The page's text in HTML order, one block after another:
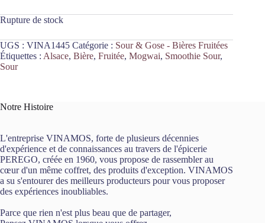
Rupture de stock
UGS : VINA1445 Catégorie : Sour & Gose - Bières Fruitées
Étiquettes : Alsace, Bière, Fruitée, Mogwai, Smoothie Sour,
Sour
Notre Histoire
L'entreprise VINAMOS, forte de plusieurs décennies
d'expérience et de connaissances au travers de l'épicerie
PEREGO, créée en 1960, vous propose de rassembler au
cœur d'un même coffret, des produits d'exception. VINAMOS
a su s'entourer des meilleurs producteurs pour vous proposer
des expériences inoubliables.
Parce que rien n'est plus beau que de partager,